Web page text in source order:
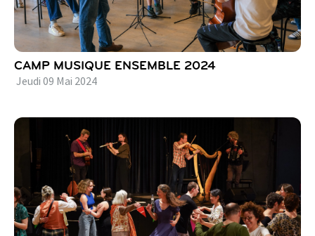
CAMP MUSIQUE ENSEMBLE 2024
Jeudi 09 Mai 2024